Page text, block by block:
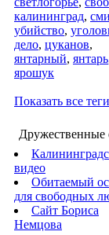
калининград, сми
убийство,
дело, цуканов,
янтарный, янтарь
ярошук
Показать все теги
Дружественные
видео
Обитаемый
для свободных
Сайт Бориса
Немцова